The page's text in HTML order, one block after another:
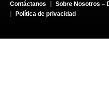
Contáctanos
Sobre Nosotros –
Política de privacidad